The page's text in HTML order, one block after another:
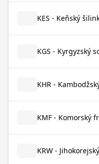
KES - Keňský
KGS - Kyrgyzský
KHR -
KMF - Komorský
KRW -